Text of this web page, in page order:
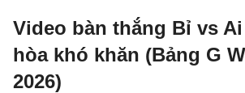
Video bàn thắng Bỉ vs
hòa khó khăn (Bảng G
2026)